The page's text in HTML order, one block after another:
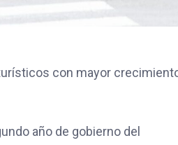
con mayor
año de gobierno del